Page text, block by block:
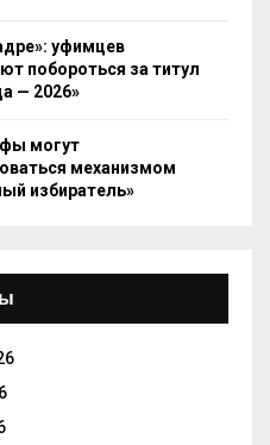
уфимцев
побороться за титул
— 2026»
могут
механизмом
избиратель»